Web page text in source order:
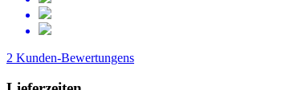
2 Kunden-Bewertungens